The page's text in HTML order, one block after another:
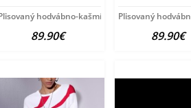
hodvábno-kašmírový pulóver
89.90€
Plisovaný
89.90€